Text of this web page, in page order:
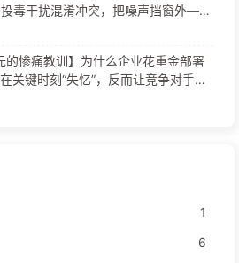
毒干扰混淆冲突，把噪声挡窗外——
的惨痛教训】为什么企业花重金部署
关键时刻“失忆”，反而让竞争对手实
？——慢慢学AI169
1
6